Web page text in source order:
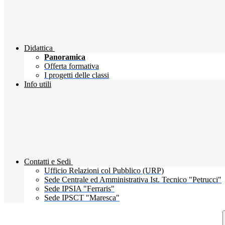
Didattica
Panoramica
Offerta formativa
I progetti delle classi
Info utili
Contatti e Sedi
Ufficio Relazioni col Pubblico (URP)
Sede Centrale ed Amministrativa Ist. Tecnico "Petrucci"
Sede IPSIA "Ferraris"
Sede IPSCT "Maresca"